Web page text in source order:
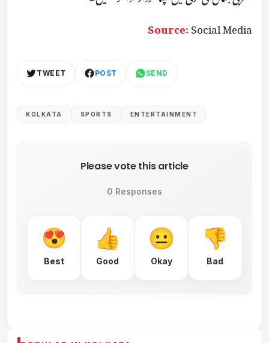
Source:Social Media
TWEET POST SEND
KOLKATA SPORTS ENTERTAINMENT
Please vote this article
0 Responses
Best Good Okay Bad